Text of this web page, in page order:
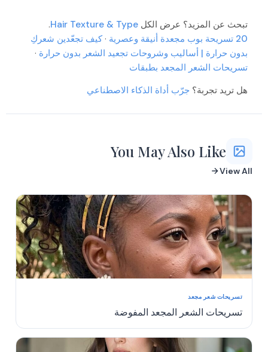
More
More
More
More
More
More
More
تبحث عن المزيد؟ عرض الكل Hair Texture & Type
.
20 تسريحة بوب مجعدة أنيقة وعصرية
·كيف تجعّدين شعركِ
بدون حرارة | أساليب وشروحات تجعيد الشعر بدون حرارة ·
تسريحات الشعر المجعد بطبقات
هل تريد تجربة؟ جرّب أداة الذكاء الاصطناعي
You May Also Like
View All
تسريحات شعر مجعد
تسريحات الشعر المجعد المفوضة